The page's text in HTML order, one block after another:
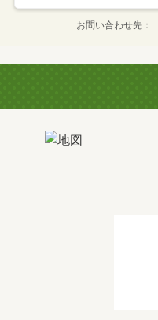
お問い合わせ先